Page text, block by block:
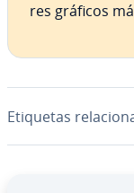
res gráficos
Etiquetas